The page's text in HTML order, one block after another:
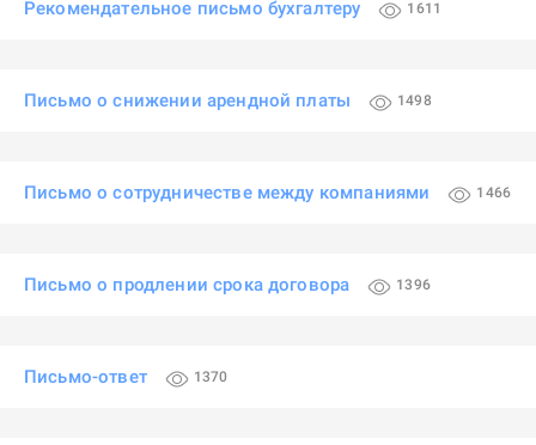
Рекомендательное письмо бухгалтеру 1611
Письмо о снижении арендной платы 1498
Письмо о сотрудничестве между компаниями 1466
Письмо о продлении срока договора 1396
Письмо-ответ 1370